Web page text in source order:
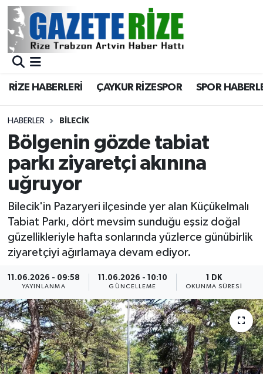
RİZE HABERLERİ ÇAYKUR RİZESPOR SPOR
HABERLER BILECIK
Bölgenin gözde tabiat
parkı ziyaretçi akınına
uğruyor
Bilecik'in Pazaryeri ilçesinde yer alan Küçükelmalı
Tabiat Parkı, dört mevsim sunduğu eşsiz doğal
güzellikleriyle hafta sonlarında yüzlerce günübirlik
ziyaretçiyi ağırlamaya devam ediyor.
11.06.2026 - 09:58
YAYINLANMA
11.06.2026 - 10:10
GÜNCELLEME
1 DK
OKUNMA SÜRESI
BÖLGEMİZ
Asayiş
Rize Jandarma Komutanlığı
Bilim Teknoloji
Bölge
Advertising news
Canlı Maç
ÇEVRE
Dış Haberler
Dünya
Merkez Nöbetçi Eczaneler
Merkez Trafik Yoğunluk Haritası
Süper Lig Puan Durumu ve Fikstür
Tüm Manşetler
Son Dakika Haberleri
Haber Arşivi